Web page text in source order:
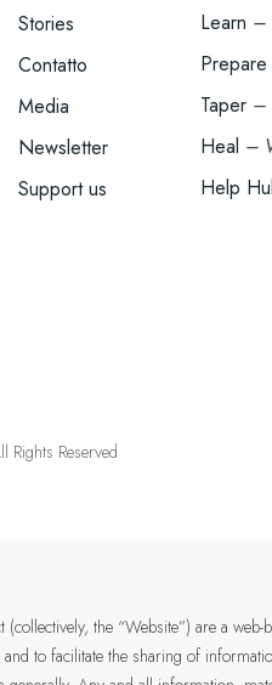
MENU
Stories
Contatto
Media
Newsletter
Support us
Learn –
Prepare
Taper –
Heal –
Help
Reserved
(collectively, the “Website”) are a
to facilitate the sharing of